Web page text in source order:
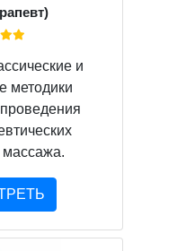
и
методики
массажа.